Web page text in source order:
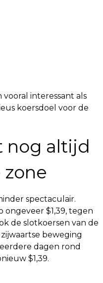
interessant als
koersdoel voor de
nog altijd
spectaculair.
ongeveer $1,39, tegen
de slotkoersen van de
beweging
dagen rond
$1,39.